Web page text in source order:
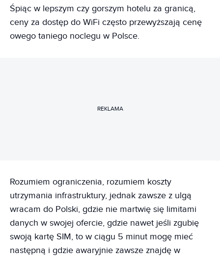
Śpiąc w lepszym czy gorszym hotelu za granicą,
ceny za dostęp do WiFi często przewyższają cenę
owego taniego noclegu w Polsce.
REKLAMA
Rozumiem ograniczenia, rozumiem koszty
utrzymania infrastruktury, jednak zawsze z ulgą
wracam do Polski, gdzie nie martwię się limitami
danych w swojej ofercie, gdzie nawet jeśli zgubię
swoją kartę SIM, to w ciągu 5 minut mogę mieć
następną i gdzie awaryjnie zawsze znajdę w